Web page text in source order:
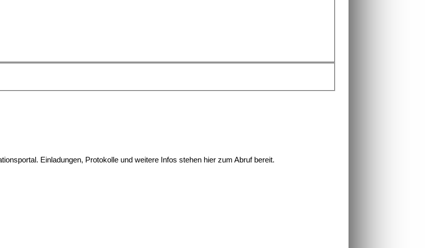
Einladungen, Protokolle und weitere Infos stehen hier zum Abruf bereit.